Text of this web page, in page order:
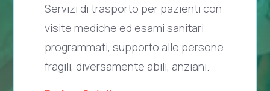
Servizi di trasporto per pazienti con
visite mediche ed esami sanitari
programmati, supporto alle persone
fragili, diversamente abili, anziani.